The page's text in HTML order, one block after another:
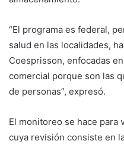
“El programa es federal,
salud en las localidades,
Coesprisson, enfocadas
comercial porque son las
de personas”, expresó.
El monitoreo se hace para
cuya revisión consiste en